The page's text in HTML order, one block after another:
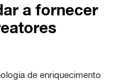
a fornecer
de enriquecimento